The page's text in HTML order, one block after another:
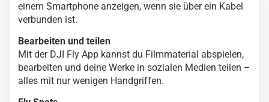
einem Smartphone anzeigen, wenn sie über ein Kabel
verbunden ist.
Bearbeiten und teilen
Mit der DJI Fly App kannst du Filmmaterial abspielen,
bearbeiten und deine Werke in sozialen Medien teilen –
alles mit nur wenigen Handgriffen.